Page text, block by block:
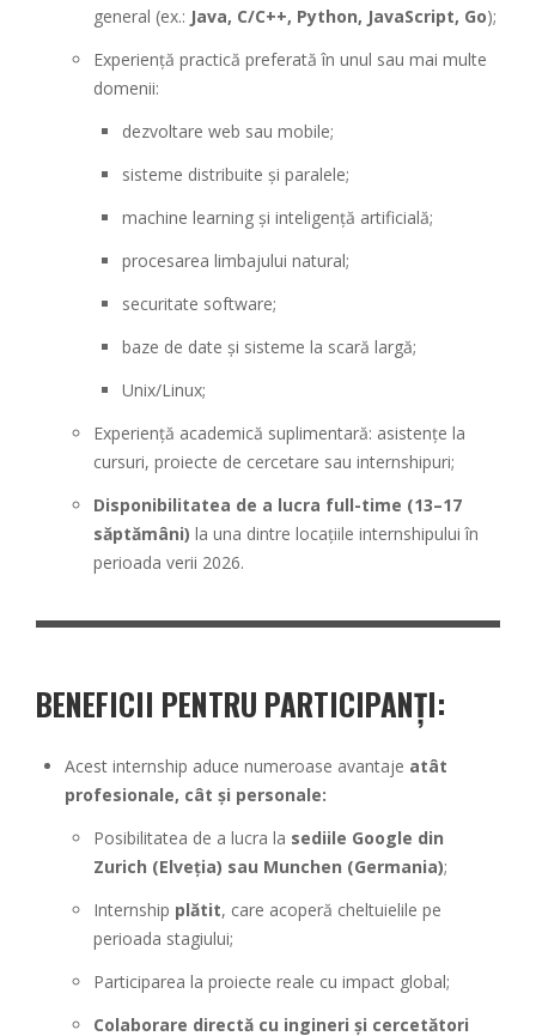
general (ex.: Java, C/C++, Python, JavaScript, Go);
Experiență practică preferată în unul sau mai multe
domenii:
dezvoltare web sau mobile;
sisteme distribuite și paralele;
machine learning și inteligență artificială;
procesarea limbajului natural;
securitate software;
baze de date și sisteme la scară largă;
Unix/Linux;
Experiență academică suplimentară: asistențe la
cursuri, proiecte de cercetare sau internshipuri;
Disponibilitatea de a lucra full-time (13–17
săptămâni) la una dintre locațiile internshipului în
perioada verii 2026.
BENEFICII PENTRU PARTICIPANȚI:
Acest internship aduce numeroase avantaje atât
profesionale, cât și personale:
Posibilitatea de a lucra la sediile Google din
Zurich (Elveția) sau Munchen (Germania);
Internship plătit, care acoperă cheltuielile pe
perioada stagiului;
Participarea la proiecte reale cu impact global;
Colaborare directă cu ingineri și cercetători